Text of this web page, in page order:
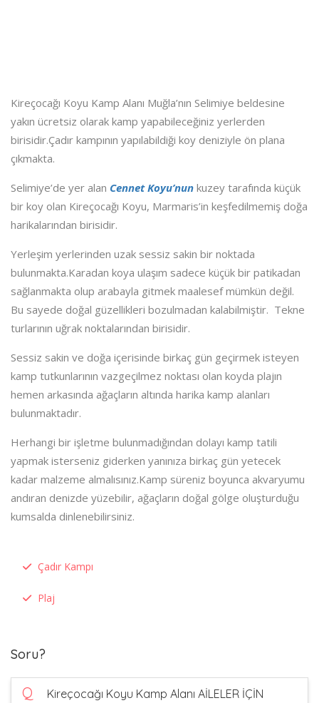
Kireçocağı Koyu Kamp Alanı Muğla’nın Selimiye beldesine
yakın ücretsiz olarak kamp yapabileceğiniz yerlerden
birisidir.Çadır kampının yapılabildiği koy deniziyle ön plana
çıkmakta.
Selimiye’de yer alan Cennet Koyu’nun kuzey tarafında küçük
bir koy olan Kireçocağı Koyu, Marmaris’in keşfedilmemiş doğa
harikalarından birisidir.
Yerleşim yerlerinden uzak sessiz sakin bir noktada
bulunmakta.Karadan koya ulaşım sadece küçük bir patikadan
sağlanmakta olup arabayla gitmek maalesef mümkün değil.
Bu sayede doğal güzellikleri bozulmadan kalabilmiştir. Tekne
turlarının uğrak noktalarından birisidir.
Sessiz sakin ve doğa içerisinde birkaç gün geçirmek isteyen
kamp tutkunlarının vazgeçilmez noktası olan koyda plajın
hemen arkasında ağaçların altında harika kamp alanları
bulunmaktadır.
Herhangi bir işletme bulunmadığından dolayı kamp tatili
yapmak isterseniz giderken yanınıza birkaç gün yetecek
kadar malzeme almalısınız.Kamp süreniz boyunca akvaryumu
andıran denizde yüzebilir, ağaçların doğal gölge oluşturduğu
kumsalda dinlenebilirsiniz.
Çadır Kampı
Plaj
Soru?
Q
Kireçocağı Koyu Kamp Alanı AİLELER İÇİN